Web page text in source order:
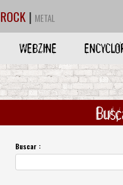
ROCK | METAL
WEBZINE
Buscar :